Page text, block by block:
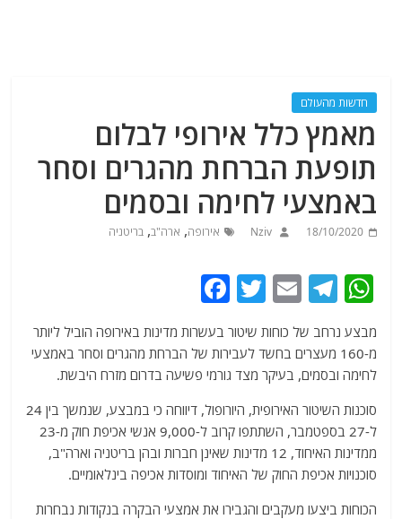
חדשות מהעולם
מאמץ כלל אירופי לבלום
תופעת הברחת מהגרים וסחר
באמצעי לחימה ובסמים
18/10/2020
Nziv אירופה, ארה"ב,בריטניה
W
at
s
A
p
p
T
el
e
g
ra
m
E
ai
l
T
itt
er
c
e
b
o
o
k
מבצע נרחב של כוחות שיטור בעשרות מדינות באירופה הוביל ליותר
מ-160 מעצרים בחשד לעבירות של הברחת מהגרים וסחר באמצעי
לחימה ובסמים, בעיקר מצד גורמי פשיעה בדרום מזרח היבשת.
סוכנות השיטור האירופית, היורופול, דיווחה כי במבצע, שנמשך בין 24
ל-27 בספטמבר, השתתפו קרוב ל-9,000 אנשי אכיפת חוק מ-23
ממדינות האיחוד, 12 מדינות שאינן חברות ובהן בריטניה וארה"ב,
סוכנויות אכיפת החוק של האיחוד ומוסדות אכיפה בינלאומיים.
הכוחות ביצעו מעקבים והגבירו את אמצעי הבקרה בנקודות נבחרות